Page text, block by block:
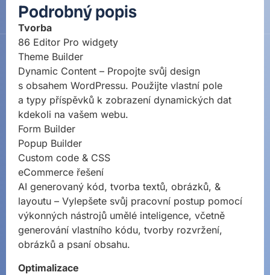
Podrobný popis
Tvorba
86 Editor Pro widgety
Theme Builder
Dynamic Content – Propojte svůj design
s obsahem WordPressu. Použijte vlastní pole
a typy příspěvků k zobrazení dynamických dat
kdekoli na vašem webu.
Form Builder
Popup Builder
Custom code & CSS
eCommerce řešení
AI generovaný kód, tvorba textů, obrázků, &
layoutu – Vylepšete svůj pracovní postup pomocí
výkonných nástrojů umělé inteligence, včetně
generování vlastního kódu, tvorby rozvržení,
obrázků a psaní obsahu.
Optimalizace